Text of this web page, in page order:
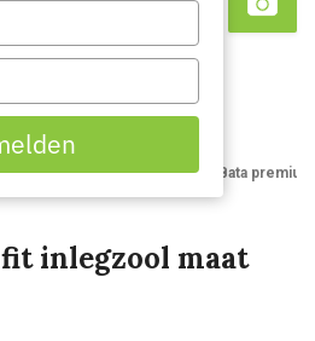
Search
Inlegzolen Bata
inlegzool maat